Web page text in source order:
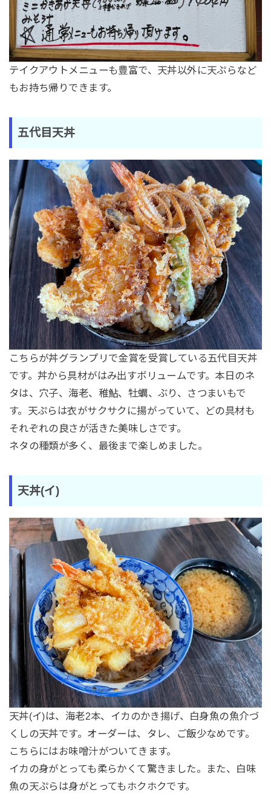
テイクアウトメニューも豊富で、天丼以外に天ぷらなど
もお持ち帰りできます。
五代目天丼
こちらが丼グランプリで金賞を受賞している五代目天丼
です。丼から具材がはみ出すボリュームです。本日のネ
タは、穴子、海老、稚鮎、牡蠣、ぶり、さつまいもで
す。天ぷらは衣がサクサクに揚がっていて、どの具材も
それぞれの良さが活きた美味しさです。
ネタの種類が多く、最後まで楽しめました。
天丼(イ)
天丼(イ)は、海老2本、イカのかき揚げ、白身魚の魚介づ
くしの天丼です。オーダーは、タレ、ご飯少なめです。
こちらにはお味噌汁がついてきます。
イカの身がとっても柔らかくて驚きました。また、白味
魚の天ぷらは身がとってもホクホクです。